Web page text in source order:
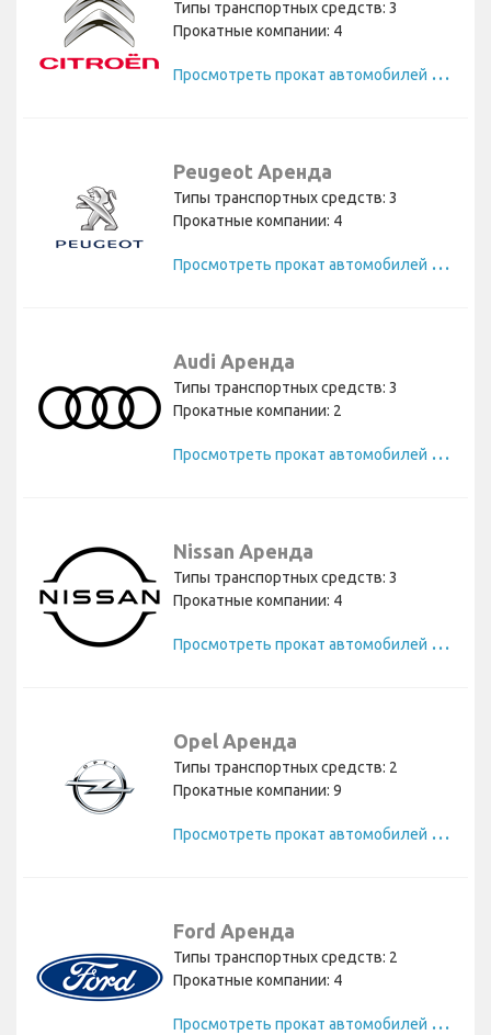
Типы транспортных средств: 3
Прокатные компании: 4
П
росмотреть прокат автомобилей Citroen
Peugeot Аренда
Типы транспортных средств: 3
Прокатные компании: 4
П
росмотреть прокат автомобилей Peugeot
Audi Аренда
Типы транспортных средств: 3
Прокатные компании: 2
П
росмотреть прокат автомобилей Audi
Nissan Аренда
Типы транспортных средств: 3
Прокатные компании: 4
П
росмотреть прокат автомобилей Nissan
Opel Аренда
Типы транспортных средств: 2
Прокатные компании: 9
П
росмотреть прокат автомобилей Opel
Ford Аренда
Типы транспортных средств: 2
Прокатные компании: 4
П
росмотреть прокат автомобилей Ford